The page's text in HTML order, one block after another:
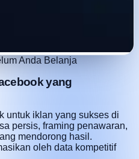
Anda Belanja
yang
untuk iklan yang sukses di
persis, framing penawaran,
mendorong hasil.
oleh data kompetitif